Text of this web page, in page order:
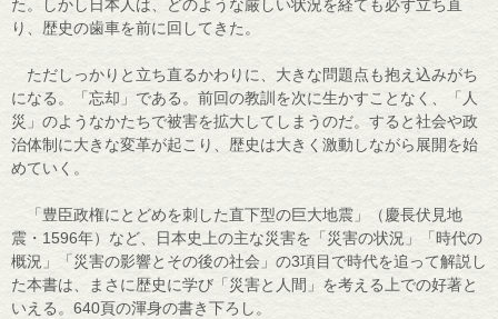
た。しかし日本人は、どのような厳しい状況を経ても必ず立ち直
り、歴史の歯車を前に回してきた。
ただしっかりと立ち直るかわりに、大きな問題点も抱え込みがち
になる。「忘却」である。前回の教訓を次に生かすことなく、「人
災」のようなかたちで被害を拡大してしまうのだ。すると社会や政
治体制に大きな変革が起こり、歴史は大きく激動しながら展開を始
めていく。
「豊臣政権にとどめを刺した直下型の巨大地震」（慶長伏見地
震・1596年）など、日本史上の主な災害を「災害の状況」「時代の
概況」「災害の影響とその後の社会」の3項目で時代を追って解説し
た本書は、まさに歴史に学び「災害と人間」を考える上での好著と
いえる。640頁の渾身の書き下ろし。